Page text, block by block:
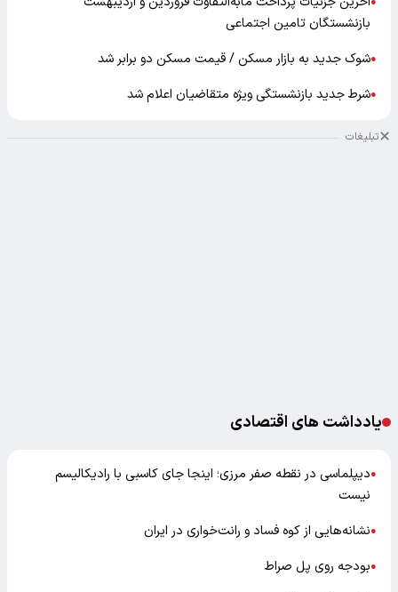
بازنشستگان تامین اجتماعی
●شوک جدید به بازار مسکن / قیمت مسکن دو برابر شد
●شرط جدید بازنشستگی ویژه متقاضیان اعلام شد
تبلیغات
یادداشت های اقتصادی
●دیپلماسی در نقطه صفر مرزی؛ اینجا جای کاسبی با رادیکالیسم
نیست
●نشانه‌هایی از کوه فساد و رانت‌خواری در ایران
●بودجه روی پل صراط